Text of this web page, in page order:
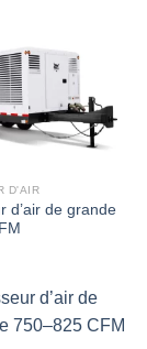
D'AIR
d’air de grande